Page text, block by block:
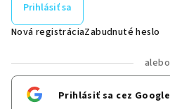
Prihlásiť sa
Nová registráciaZabudnuté heslo
alebo
Prihlásiť sa cez Google